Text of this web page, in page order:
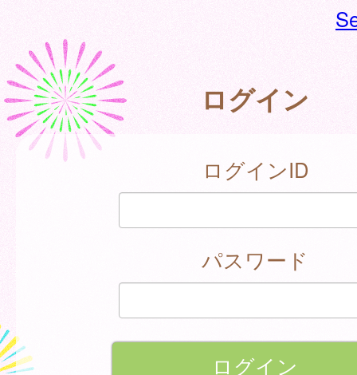
ログイン
ログインID
パスワード